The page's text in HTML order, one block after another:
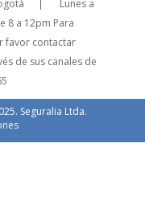
Lunes a
8 a 12pm Para
favor contactar
de sus canales de
Seguralia Ltda.